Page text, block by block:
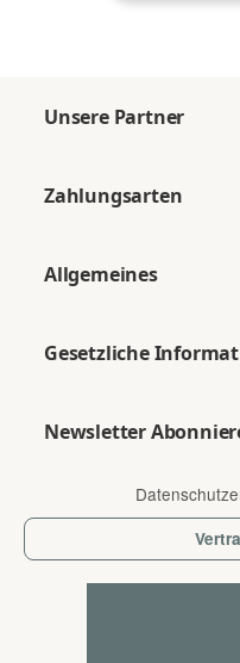
Unsere Partner
Zahlungsarten
Allgemeines
Gesetzliche
Newsletter